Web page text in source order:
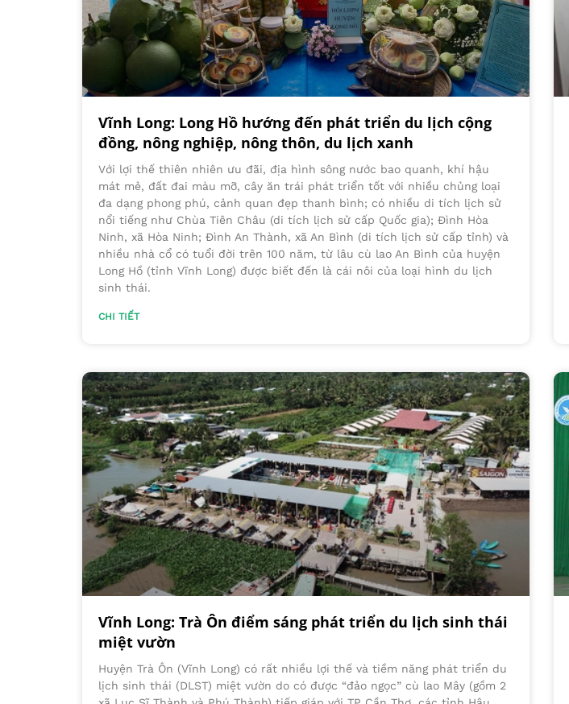
Vĩnh Long: Long Hồ hướng đến phát triển du lịch cộng
đồng, nông nghiệp, nông thôn, du lịch xanh
Với lợi thế thiên nhiên ưu đãi, địa hình sông nước bao quanh, khí hậu
mát mẻ, đất đai màu mỡ, cây ăn trái phát triển tốt với nhiều chủng loại
đa dạng phong phú, cảnh quan đẹp thanh bình; có nhiều di tích lịch sử
nổi tiếng như Chùa Tiên Châu (di tích lịch sử cấp Quốc gia); Đình Hòa
Ninh, xã Hòa Ninh; Đình An Thành, xã An Bình (di tích lịch sử cấp tỉnh) và
nhiều nhà cổ có tuổi đời trên 100 năm, từ lâu cù lao An Bình của huyện
Long Hồ (tỉnh Vĩnh Long) được biết đến là cái nôi của loại hình du lịch
sinh thái.
CHI TIẾT
Vĩnh Long: Trà Ôn điểm sáng phát triển du lịch sinh thái
miệt vườn
Huyện Trà Ôn (Vĩnh Long) có rất nhiều lợi thế và tiềm năng phát triển du
lịch sinh thái (DLST) miệt vườn do có được “đảo ngọc” cù lao Mây (gồm 2